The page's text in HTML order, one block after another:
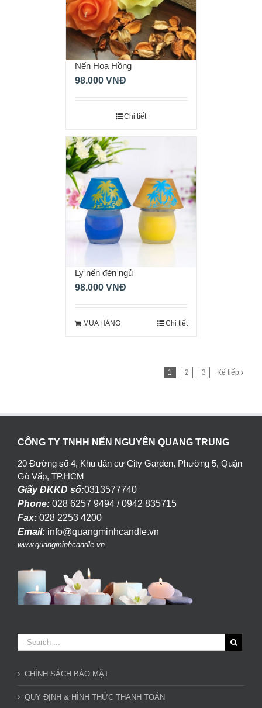
Nến Hoa Hồng
98.000 VNĐ
Chi tiết
Ly nến đèn ngủ
98.000 VNĐ
MUA HÀNG Chi tiết
1 2 3 Kế tiếp
CÔNG TY TNHH NẾN NGUYÊN QUANG TRUNG
20 Đường số 4, Khu dân cư City Garden, Phường 5, Quận
Gò Vấp, TP.HCM
Giấy ĐKKD số:0313577740
Phone: 028 6257 9494 / 0942 835715
Fax: 028 2253 4200
Email: info@quangminhcandle.vn
www.quangminhcandle.vn
CHÍNH SÁCH BẢO MẬT
QUY ĐỊNH & HÌNH THỨC THANH TOÁN